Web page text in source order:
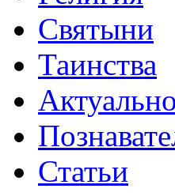
Святыни
Таинства
Статьи